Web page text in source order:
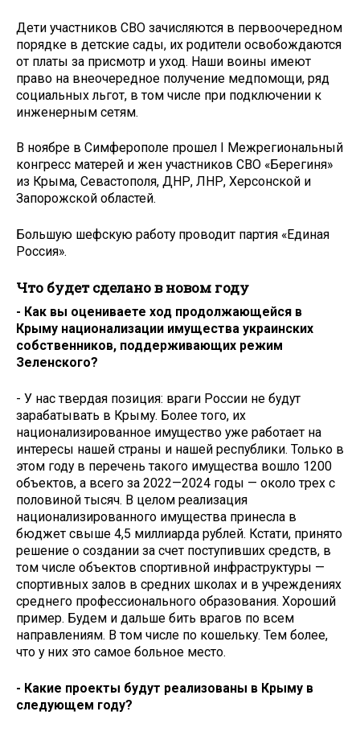
Дети участников СВО зачисляются в первоочередном
порядке в детские сады, их родители освобождаются
от платы за присмотр и уход. Наши воины имеют
право на внеочередное получение медпомощи, ряд
социальных льгот, в том числе при подключении к
инженерным сетям.
В ноябре в Симферополе прошел I Межрегиональный
конгресс матерей и жен участников СВО «Берегиня»
из Крыма, Севастополя, ДНР, ЛНР, Херсонской и
Запорожской областей.
Большую шефскую работу проводит партия «Единая
Россия».
Что будет сделано в новом году
- Как вы оцениваете ход продолжающейся в
Крыму национализации имущества украинских
собственников, поддерживающих режим
Зеленского?
- У нас твердая позиция: враги России не будут
зарабатывать в Крыму. Более того, их
национализированное имущество уже работает на
интересы нашей страны и нашей республики. Только в
этом году в перечень такого имущества вошло 1200
объектов, а всего за 2022—2024 годы — около трех с
половиной тысяч. В целом реализация
национализированного имущества принесла в
бюджет свыше 4,5 миллиарда рублей. Кстати, принято
решение о создании за счет поступивших средств, в
том числе объектов спортивной инфраструктуры —
спортивных залов в средних школах и в учреждениях
среднего профессионального образования. Хороший
пример. Будем и дальше бить врагов по всем
направлениям. В том числе по кошельку. Тем более,
что у них это самое больное место.
- Какие проекты будут реализованы в Крыму в
следующем году?